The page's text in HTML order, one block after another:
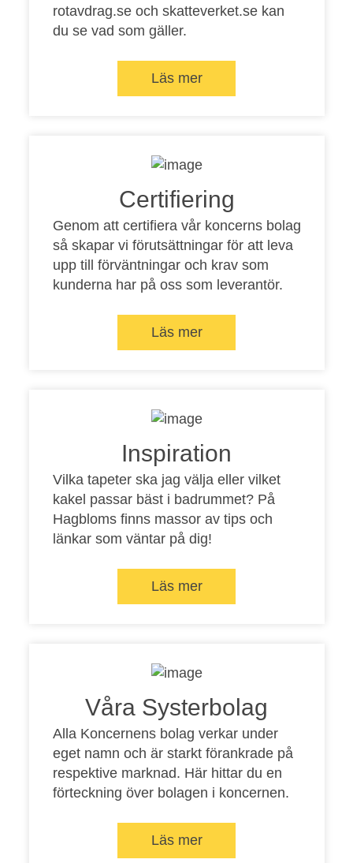
rotavdrag.seoch skatteverket.sekan
du se vad som gäller.
Läs mer
Certifiering
Genom att certifiera vår koncerns bolag
så skapar vi förutsättningar för att leva
upp till förväntningar och krav som
kunderna har på oss som leverantör.
Läs mer
Inspiration
Vilka tapeter ska jag välja eller vilket
kakel passar bäst i badrummet? På
Hagbloms finns massor av tips och
länkar som väntar på dig!
Läs mer
Våra Systerbolag
Alla Koncernens bolag verkar under
eget namn och är starkt förankrade på
respektive marknad. Här hittar du en
förteckning över bolagen i koncernen.
Läs mer